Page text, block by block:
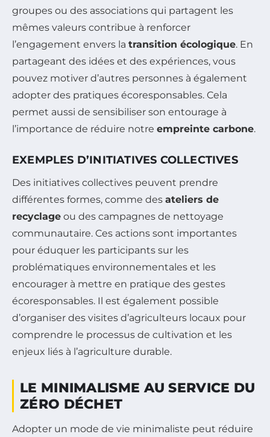
groupes ou des associations qui partagent les
mêmes valeurs contribue à renforcer
l’engagement envers la transition écologique. En
partageant des idées et des expériences, vous
pouvez motiver d’autres personnes à également
adopter des pratiques écoresponsables. Cela
permet aussi de sensibiliser son entourage à
l’importance de réduire notre empreinte carbone.
EXEMPLES D’INITIATIVES COLLECTIVES
Des initiatives collectives peuvent prendre
différentes formes, comme des ateliers de
recyclage ou des campagnes de nettoyage
communautaire. Ces actions sont importantes
pour éduquer les participants sur les
problématiques environnementales et les
encourager à mettre en pratique des gestes
écoresponsables. Il est également possible
d’organiser des visites d’agriculteurs locaux pour
comprendre le processus de cultivation et les
enjeux liés à l’agriculture durable.
LE MINIMALISME AU SERVICE DU
ZÉRO DÉCHET
Adopter un mode de vie minimaliste peut réduire